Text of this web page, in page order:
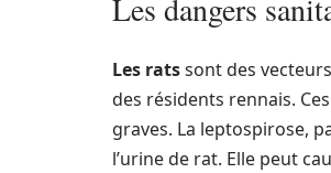
Les dangers
Les ratssont des
des résidents rennais.
graves. La leptospirose,
l’urine de rat. Elle peut